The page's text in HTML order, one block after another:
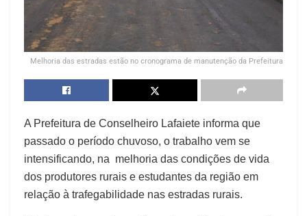
Melhoria das estradas estão no cronograma de manutenção da Prefeitura
A Prefeitura de Conselheiro Lafaiete informa que
passado o período chuvoso, o trabalho vem se
intensificando, na melhoria das condições de vida
dos produtores rurais e estudantes da região em
relação à trafegabilidade nas estradas rurais.